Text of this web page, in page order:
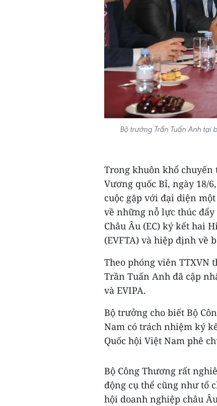
Bộ trưởng Trần Tuấn Anh
Trong khuôn khổ chuyến
Vương quốc Bỉ, ngày 18/
cuộc gặp với đại diện
về những nỗ lực thúc
Châu Âu (EC) ký kết hai
(EVFTA) và hiệp định về
Theo phóng viên TTXVN
Trần Tuấn Anh đã cập
và EVIPA.
Bộ trưởng cho biết Bộ
Nam có trách nhiệm ký
Quốc hội Việt Nam phê
Bộ Công Thương rất
động cụ thể cũng như tổ
hội doanh nghiệp châu